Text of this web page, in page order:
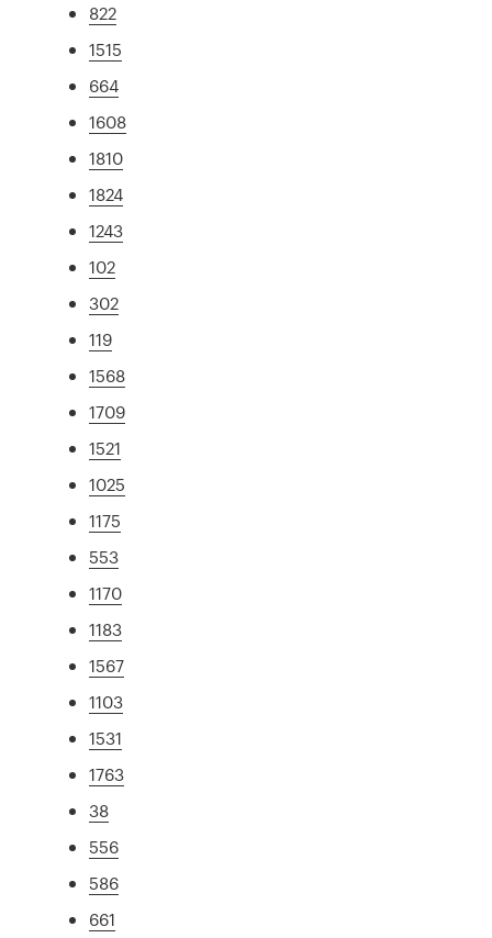
822
1515
664
1608
1810
1824
1243
102
302
119
1568
1709
1521
1025
1175
553
1170
1183
1567
1103
1531
1763
38
556
586
661